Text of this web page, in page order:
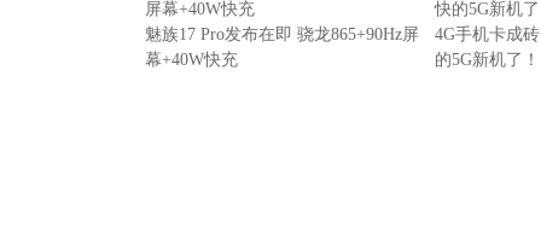
魅族17 Pro发布在即 骁龙865+90Hz屏
幕+40W快充
4G手机卡成
的5G新机了！